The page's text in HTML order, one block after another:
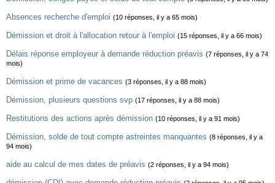
Absences recherche d'emploi (10 réponses, il y a 65 mois)
Démission et droit à l'allocation retour à l'emploi (15 réponses, il y a 66 mois)
Délais réponse employeur à demande réduction préavis (7 réponses, il y a 74
mois)
Démission et prime de vacances (3 réponses, il y a 88 mois)
Démission, plusieurs questions svp (17 réponses, il y a 88 mois)
Restitutions des actions après démission (10 réponses, il y a 91 mois)
Démission, solde de tout compte astreintes manquantes (8 réponses, il y a
94 mois)
aide au calcul de mes dates de préavis (2 réponses, il y a 94 mois)